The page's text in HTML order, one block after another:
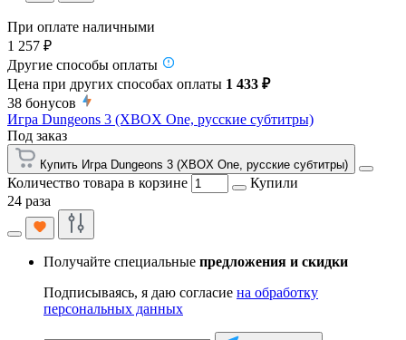
При оплате наличными
1 257 ₽
Другие способы оплаты
Цена при других способах оплаты 1 433 ₽
38 бонусов
Игра Dungeons 3 (XBOX One, русские субтитры)
Под заказ
Купить Игра Dungeons 3 (XBOX One, русские субтитры)
Количество товара в корзине
Купили
24 раза
Получайте специальные предложения и скидки
Подписываясь, я даю согласие на обработку
персональных данных